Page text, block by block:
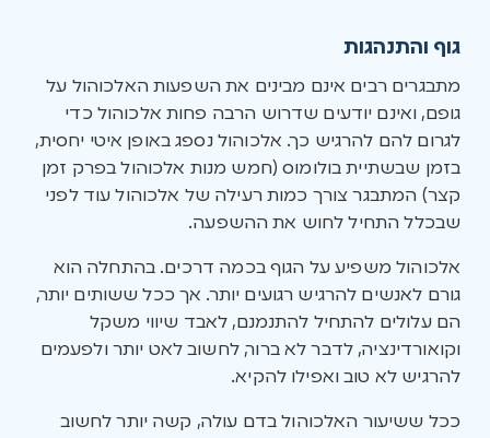
גוף והתנהגות
מתבגרים רבים אינם מבינים את השפעות האלכוהול על
גופם, ואינם יודעים שדרוש הרבה פחות אלכוהול כדי
לגרום להם להרגיש כך. אלכוהול נספג באופן איטי יחסית,
בזמן שבשתיית בולומוס (חמש מנות אלכוהול בפרק זמן
קצר) המתבגר צורך כמות רעילה של אלכוהול עוד לפני
שבכלל התחיל לחוש את ההשפעה.
אלכוהול משפיע על הגוף בכמה דרכים. בהתחלה הוא
גורם לאנשים להרגיש רגועים יותר. אך ככל ששותים יותר,
הם עלולים להתחיל להתנמנם, לאבד שיווי משקל
וקואורדינציה, לדבר לא ברור, לחשוב לאט יותר ולפעמים
להרגיש לא טוב ואפילו להקיא.
ככל ששיעור האלכוהול בדם עולה, קשה יותר לחשוב